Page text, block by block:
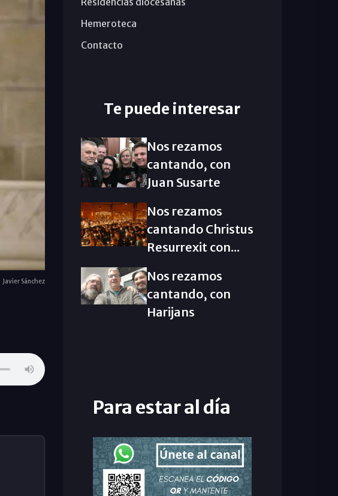
Javier Sánchez
Hemeroteca
Contacto
Te puede interesar
Nos rezamos
cantando, con
Juan Susarte
Nos rezamos
cantando Christus
Resurrexit con...
Nos rezamos
cantando, con
Harijans
Para estar al día